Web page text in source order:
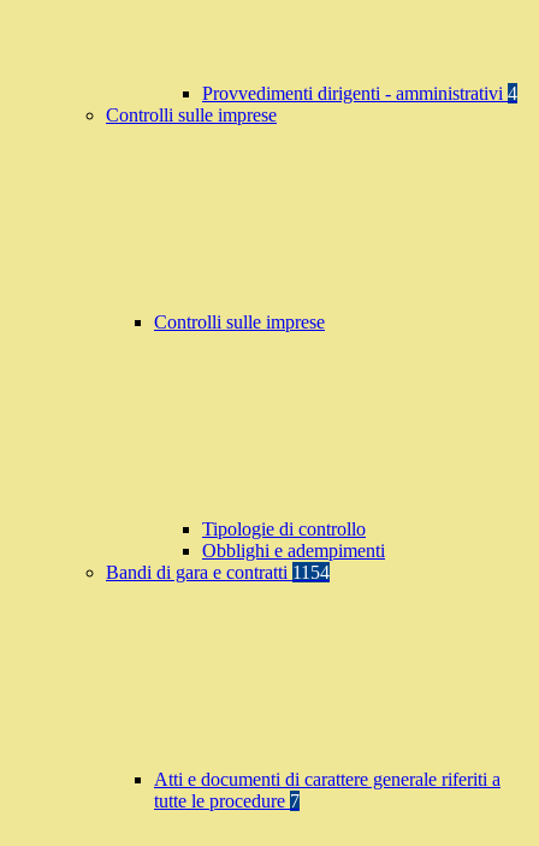
Provvedimenti dirigenti - amministrativi 4
Controlli sulle imprese
Controlli sulle imprese
Tipologie di controllo
Obblighi e adempimenti
Bandi di gara e contratti 1154
Atti e documenti di carattere generale riferiti a
tutte le procedure 7